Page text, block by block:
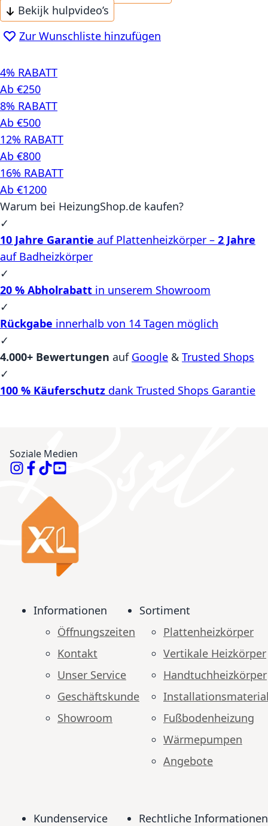
Bekijk hulpvideo’s
Zur Wunschliste hinzufügen
4% RABATT
Ab €250
8% RABATT
Ab €500
12% RABATT
Ab €800
16% RABATT
Ab €1200
Warum bei HeizungShop.de kaufen?
✓
10 Jahre Garantie auf Plattenheizkörper – 2 Jahre
auf Badheizkörper
✓
20 % Abholrabatt in unserem Showroom
✓
Rückgabe innerhalb von 14 Tagen möglich
✓
4.000+ Bewertungen auf Google & Trusted Shops
✓
100 % Käuferschutz dank Trusted Shops Garantie
Soziale Medien
Informationen
Öffnungszeiten
Kontakt
Unser Service
Geschäftskunde
Showroom
Sortiment
Plattenheizkörper
Vertikale Heizkörper
Handtuchheizkörper
Fußbodenheizung
Wärmepumpen
Angebote
Kundenservice
Rechtliche Informationen